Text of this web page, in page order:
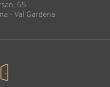
55
- Val Gardena